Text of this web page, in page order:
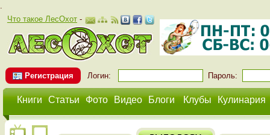
.
Что такое ЛесОхот-
Регистрация Логин: Пароль:
Книги Статьи Фото Видео Блоги Клубы Кулинария